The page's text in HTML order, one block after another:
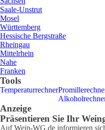
Saale-Unstrut
Mosel
Württemberg
Hessische Bergstraße
Rheingau
Mittelrhein
Nahe
Franken
Tools
Temperaturrechner
Anzeige
Präsentieren Sie Ihr
Auf Wein-WG.de informieren